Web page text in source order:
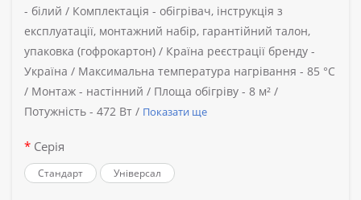
- білий / Комплектація - обігрівач, інструкція з
експлуатації, монтажний набір, гарантійний талон,
упаковка (гофрокартон) / Країна реєстрації бренду -
Україна / Максимальна температура нагрівання - 85 °C
/ Монтаж - настінний / Площа обігріву - 8 м² /
Потужність - 472 Вт / Показати ще
Серія
Стандарт Універсал